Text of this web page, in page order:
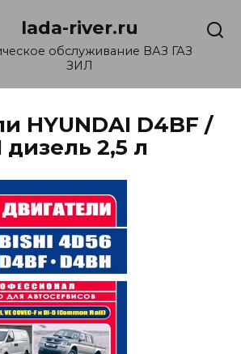
lada-river.ru
обслуживание ВАЗ ГАЗ
ЗИЛ
HYUNDAI D4BF /
дизель 2,5 л